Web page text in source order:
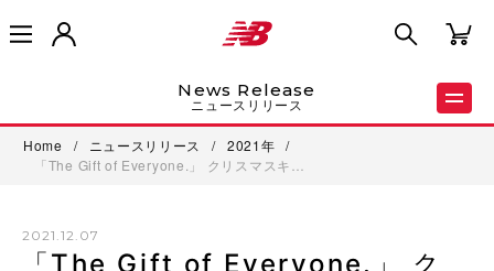
News Release
ニュースリリース
Home / ニュースリリース / 2021年
/
「The Gift of Everyone.」 クリスマスキ…
2021.12.07
「The Gift of Everyone.」 ク